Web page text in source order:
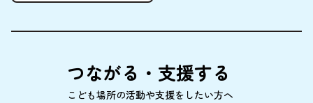
つながる・ 支援する
こども場所の活動や支援をしたい方へ